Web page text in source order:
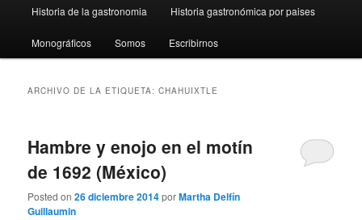
Historia de la gastronomia Historia gastronómica por paises
Monográficos Somos Escribirnos
ARCHIVO DE LA ETIQUETA:CHAHUIXTLE
Hambre y enojo en el motín
de 1692 (México)
Posted on26 diciembre 2014porMartha Delfín
Guillaumin